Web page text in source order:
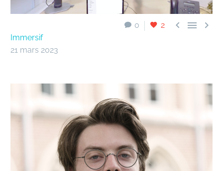
0 2   
Immersif
21 mars 2023